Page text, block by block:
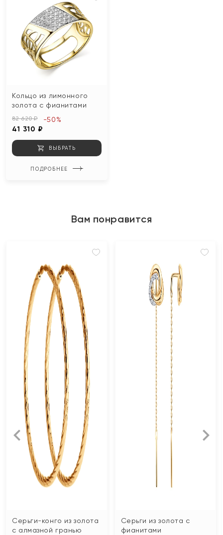
Кольцо из лимонного
золота с фианитами
82 620 ₽
41 310 ₽
-50%
ВЫБРАТЬ
ПОДРОБНЕЕ
Вам понравится
Серьги-конго из золота
с алмазной гранью
Серьги из золота с
фианитами